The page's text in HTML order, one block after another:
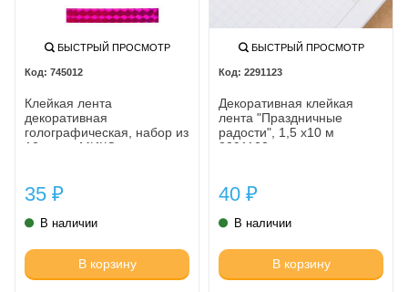
БЫСТРЫЙ ПРОСМОТР
745012
Клейкая лента
декоративная
голографическая, набор из
12-ти шт МИКС цветов
35 ₽
В наличии
В корзину
БЫСТРЫЙ ПРОСМОТР
2291123
Декоративная клейкая
лента "Праздничные
радости", 1,5 х10 м
2291123
40 ₽
В наличии
В корзину